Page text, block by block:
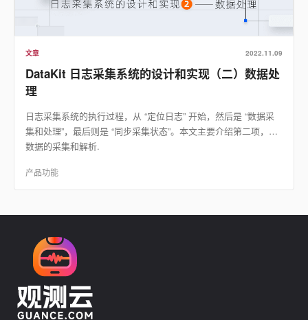
文章 2022.11.09
DataKit 日志采集系统的设计和实现（二）数据处
理
日志采集系统的执行过程，从 “定位日志” 开始，然后是 “数据采
集和处理”，最后则是 “同步采集状态”。本文主要介绍第二项，即
数据的采集和解析.
产品功能